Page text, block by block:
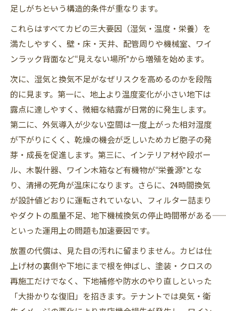
足しがち――という構造的条件が重なります。
これらはすべてカビの三大要因（湿気・温度・栄養）を
満たしやすく、壁・床・天井、配管周りや機械室、ワイ
ンラック背面など“見えない場所”から増殖を始めます。
次に、湿気と換気不足がなぜリスクを高めるのかを段階
的に見ます。第一に、地上より温度変化が小さい地下は
露点に達しやすく、微細な結露が日常的に発生します。
第二に、外気導入が少ない空間は一度上がった相対湿度
が下がりにくく、乾燥の機会が乏しいためカビ胞子の発
芽・成長を促進します。第三に、インテリア材や段ボー
ル、木製什器、ワイン木箱など有機物が“栄養源”とな
り、清掃の死角が温床になります。さらに、24時間換気
が設計値どおりに運転されていない、フィルター詰まり
やダクトの風量不足、地下機械換気の停止時間帯がある――
といった運用上の問題も加速要因です。
放置の代償は、見た目の汚れに留まりません。カビは仕
上げ材の裏側や下地にまで根を伸ばし、塗装・クロスの
再施工だけでなく、下地補修や防水のやり直しといった
「大掛かりな復旧」を招きます。テナントでは臭気・衛